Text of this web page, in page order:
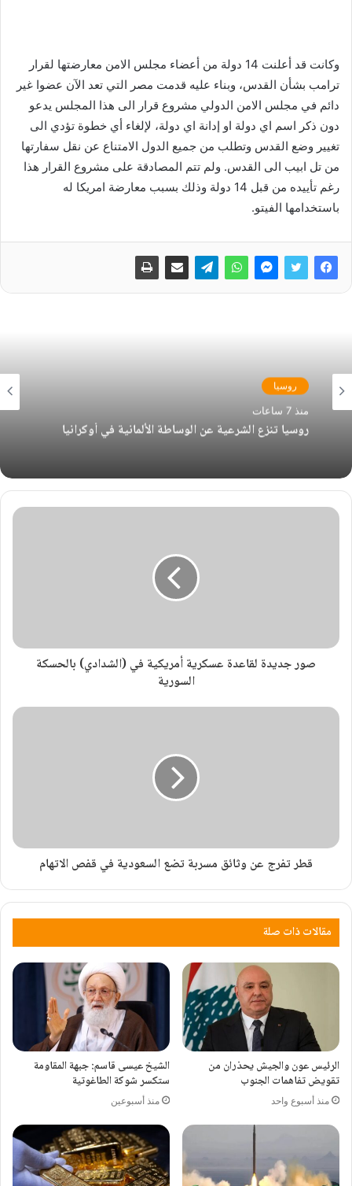
وكانت قد أعلنت 14 دولة من أعضاء مجلس الامن معارضتها لقرار
ترامب بشأن القدس، وبناء عليه قدمت مصر التي تعد الآن عضوا غير
دائم في مجلس الامن الدولي مشروع قرار الى هذا المجلس يدعو
دون ذكر اسم اي دولة او إدانة اي دولة، لإلغاء أي خطوة تؤدي الى
تغيير وضع القدس وتطلب من جميع الدول الامتناع عن نقل سفارتها
من تل ابيب الى القدس. ولم تتم المصادقة على مشروع القرار هذا
رغم تأييده من قبل 14 دولة وذلك بسبب معارضة امريكا له
باستخدامها الفيتو.
روسيا
منذ 7 ساعات
روسيا تنزع الشرعية عن الوساطة الألمانية في أوكرانيا
صور جديدة لقاعدة عسكرية أمريكية في (الشدادي) بالحسكة
السورية
قطر تفرج عن وثائق مسربة تضع السعودية في قفص الاتهام
مقالات ذات صلة
الرئيس عون والجيش يحذران من
تقويض تفاهمات الجنوب
منذ أسبوع واحد
الشيخ عيسى قاسم: جبهة المقاومة
ستكسر شوكة الطاغوتية
منذ أسبوعين